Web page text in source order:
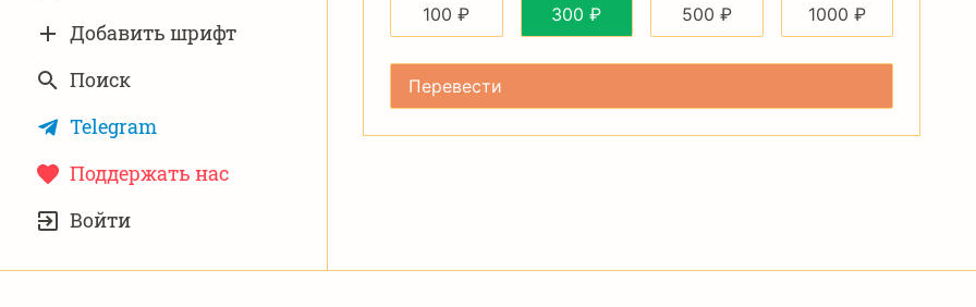
Добавить шрифт
Поиск
Telegram
Поддержать нас
ЗАПИСЬ
Войти
100 ₽ 300 ₽ 500 ₽ 1000 ₽